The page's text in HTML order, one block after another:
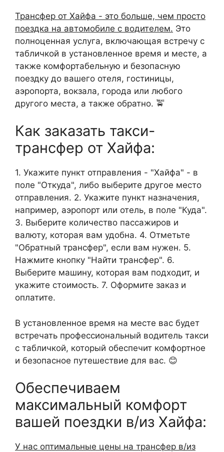
Трансфер от Хайфа - это больше, чем просто
поездка на автомобиле с водителем. Это
полноценная услуга, включающая встречу с
табличкой в установленное время и месте, а
также комфортабельную и безопасную
поездку до вашего отеля, гостиницы,
аэропорта, вокзала, города или любого
другого места, а также обратно. 🚖
Как заказать такси-
трансфер от Хайфа:
1. Укажите пункт отправления - "Хайфа" - в
поле "Откуда", либо выберите другое место
отправления. 2. Укажите пункт назначения,
например, аэропорт или отель, в поле "Куда".
3. Выберите количество пассажиров и
валюту, которая вам удобна. 4. Отметьте
"Обратный трансфер", если вам нужен. 5.
Нажмите кнопку "Найти трансфер". 6.
Выберите машину, которая вам подходит, и
укажите стоимость. 7. Оформите заказ и
оплатите.
В установленное время на месте вас будет
встречать профессиональный водитель такси
с табличкой, который обеспечит комфортное
и безопасное путешествие для вас. 😊
Обеспечиваем
максимальный комфорт
вашей поездки в/из Хайфа:
У нас оптимальные цены на трансфер в/из